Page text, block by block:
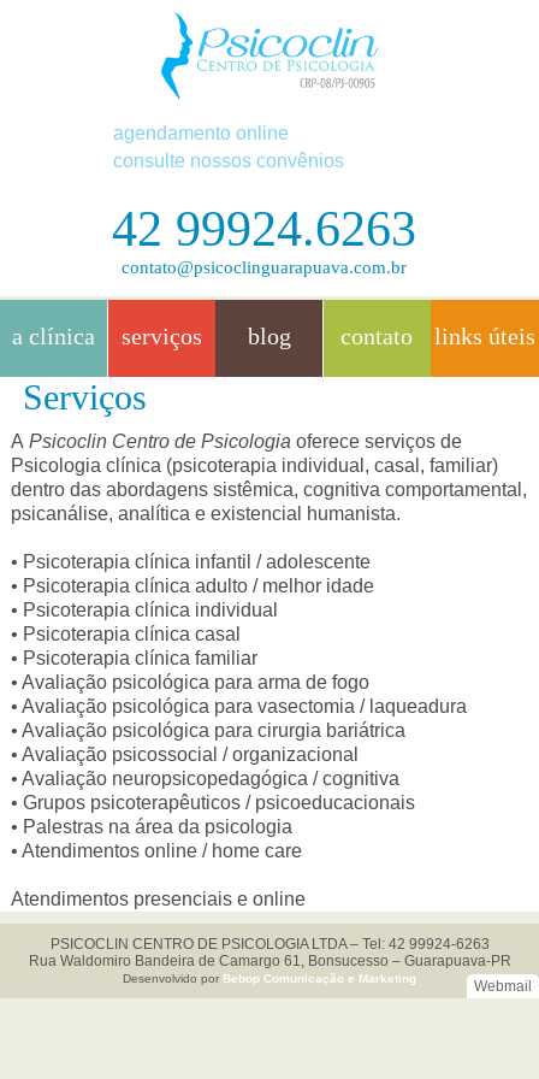
agendamento online
consulte nossos convênios
42 99924.6263
contato@psicoclinguarapuava.com.br
a clínica serviços blog contato links úteis
Serviços
A Psicoclin Centro de Psicologiaoferece serviços de
Psicologia clínica (psicoterapia individual, casal, familiar)
dentro das abordagens sistêmica, cognitiva comportamental,
psicanálise, analítica e existencial humanista.
• Psicoterapia clínica infantil / adolescente
• Psicoterapia clínica adulto / melhor idade
• Psicoterapia clínica individual
• Psicoterapia clínica casal
• Psicoterapia clínica familiar
• Avaliação psicológica para arma de fogo
• Avaliação psicológica para vasectomia / laqueadura
• Avaliação psicológica para cirurgia bariátrica
• Avaliação psicossocial / organizacional
• Avaliação neuropsicopedagógica / cognitiva
• Grupos psicoterapêuticos / psicoeducacionais
• Palestras na área da psicologia
• Atendimentos online / home care
Atendimentos presenciais e online
PSICOCLIN CENTRO DE PSICOLOGIA LTDA – Tel: 42 99924-6263
Rua Waldomiro Bandeira de Camargo 61, Bonsucesso – Guarapuava-PR
Desenvolvido por Bebop Comunicação e Marketing Webmail